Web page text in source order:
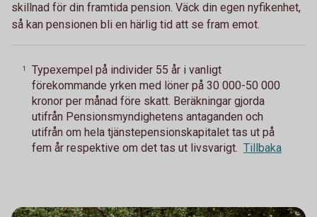
skillnad för din framtida pension. Väck din egen nyfikenhet,
så kan pensionen bli en härlig tid att se fram emot.
1
Typexempel på individer 55 år i vanligt
förekommande yrken med löner på 30 000-50 000
kronor per månad före skatt. Beräkningar gjorda
utifrån Pensionsmyndighetens antaganden och
utifrån om hela tjänstepensionskapitalet tas ut på
fem år respektive om det tas ut livsvarigt. Tillbaka